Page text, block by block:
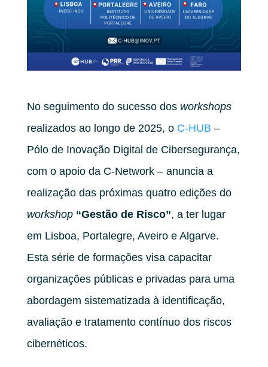
No seguimento do sucesso dos workshops
realizados ao longo de 2025, o C-HUB –
Pólo de Inovação Digital de Cibersegurança,
com o apoio da C-Network – anuncia a
realização das próximas quatro edições do
workshop “Gestão de Risco”, a ter lugar
em Lisboa, Portalegre, Aveiro e Algarve.
Esta série de formações visa capacitar
organizações públicas e privadas para uma
abordagem sistematizada à identificação,
avaliação e tratamento contínuo dos riscos
cibernéticos.